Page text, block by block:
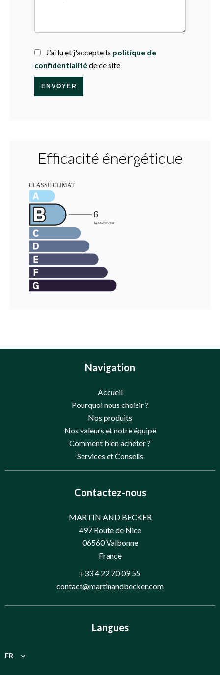
J’ai lu et j'accepte la politique de
confidentialitéde ce site
ENVOYER
Efficacité énergétique
Navigation
Accueil
Pourquoi nous choisir ?
Nos produits
Nos valeurs et notre équipe
Comment bien acheter ?
Services et Conseils
Contactez-nous
MARTIN AND BECKER
497 Route de Nice
06560Valbonne
France
+33 4 22 70 09 55
contact@martinandbecker.com
Langues
FR